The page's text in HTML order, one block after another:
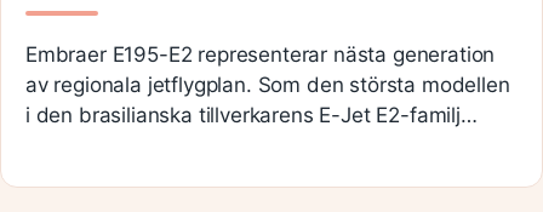
Embraer E195-E2 representerar nästa generation
av regionala jetflygplan. Som den största modellen
i den brasilianska tillverkarens E-Jet E2-familj…